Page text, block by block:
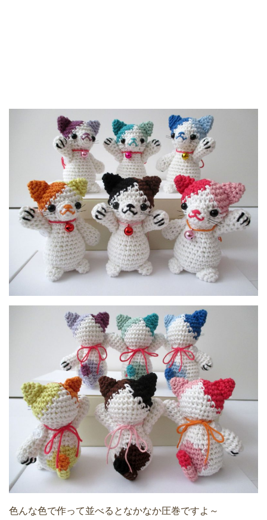
色んな色で作って並べるとなかなか圧巻ですよ～